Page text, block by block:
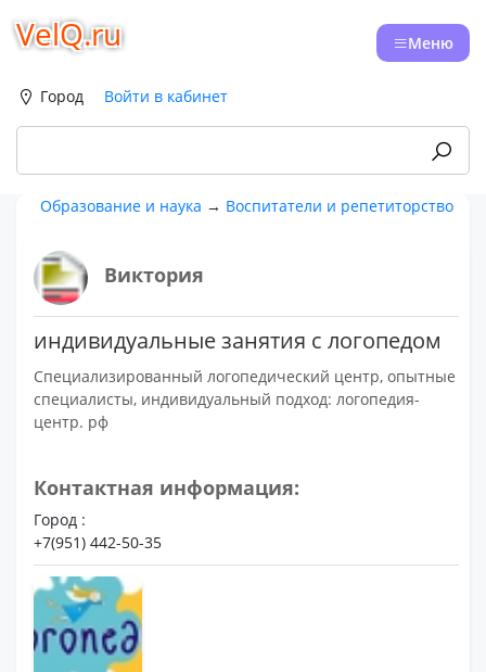
VelQ.ru Меню
Город Войти в кабинет
Образование и наука → Воспитатели и репетиторство
Виктория
индивидуальные занятия с логопедом
Cпециализированный логопедический центр, опытные
специалисты, индивидуальный подход: логопедия-
центр. рф
Контактная информация:
Город :
+7(951) 442-50-35